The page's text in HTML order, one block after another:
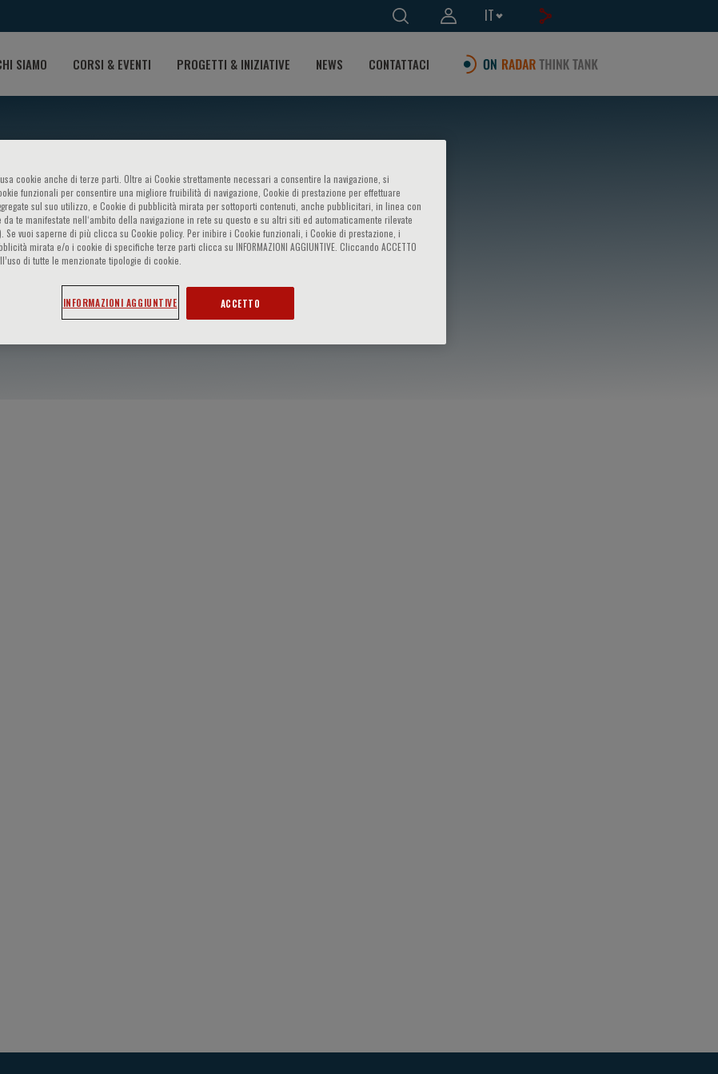
IT
SIAMO CORSI & EVENTI PROGETTI & INIZIATIVE NEWS CONTATTACI
cookie anche di terze parti. Oltre ai Cookie strettamente necessari a consentire la navigazione, si
funzionali per consentire una migliore fruibilità di navigazione, Cookie di prestazione per effettuare
sul suo utilizzo, e Cookie di pubblicità mirata per sottoporti contenuti, anche pubblicitari, in linea con
da te manifestate nell‘ambito della navigazione in rete su questo e su altri siti ed automaticamente rilevate
Se vuoi saperne di più clicca su Cookie policy. Per inibire i Cookie funzionali, i Cookie di prestazione, i
mirata e/o i cookie di specifiche terze parti clicca su INFORMAZIONI AGGIUNTIVE. Cliccando ACCETTO
di tutte le menzionate tipologie di cookie.
INFORMAZIONI AGGIUNTIVE ACCETTO